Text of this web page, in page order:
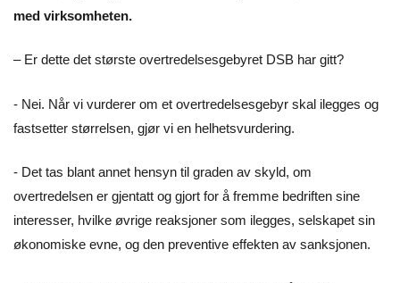
med virksomheten.
– Er dette det største overtredelsesgebyret DSB har gitt?
- Nei. Når vi vurderer om et overtredelsesgebyr skal ilegges og
fastsetter størrelsen, gjør vi en helhetsvurdering.
- Det tas blant annet hensyn til graden av skyld, om
overtredelsen er gjentatt og gjort for å fremme bedriften sine
interesser, hvilke øvrige reaksjoner som ilegges, selskapet sin
økonomiske evne, og den preventive effekten av sanksjonen.